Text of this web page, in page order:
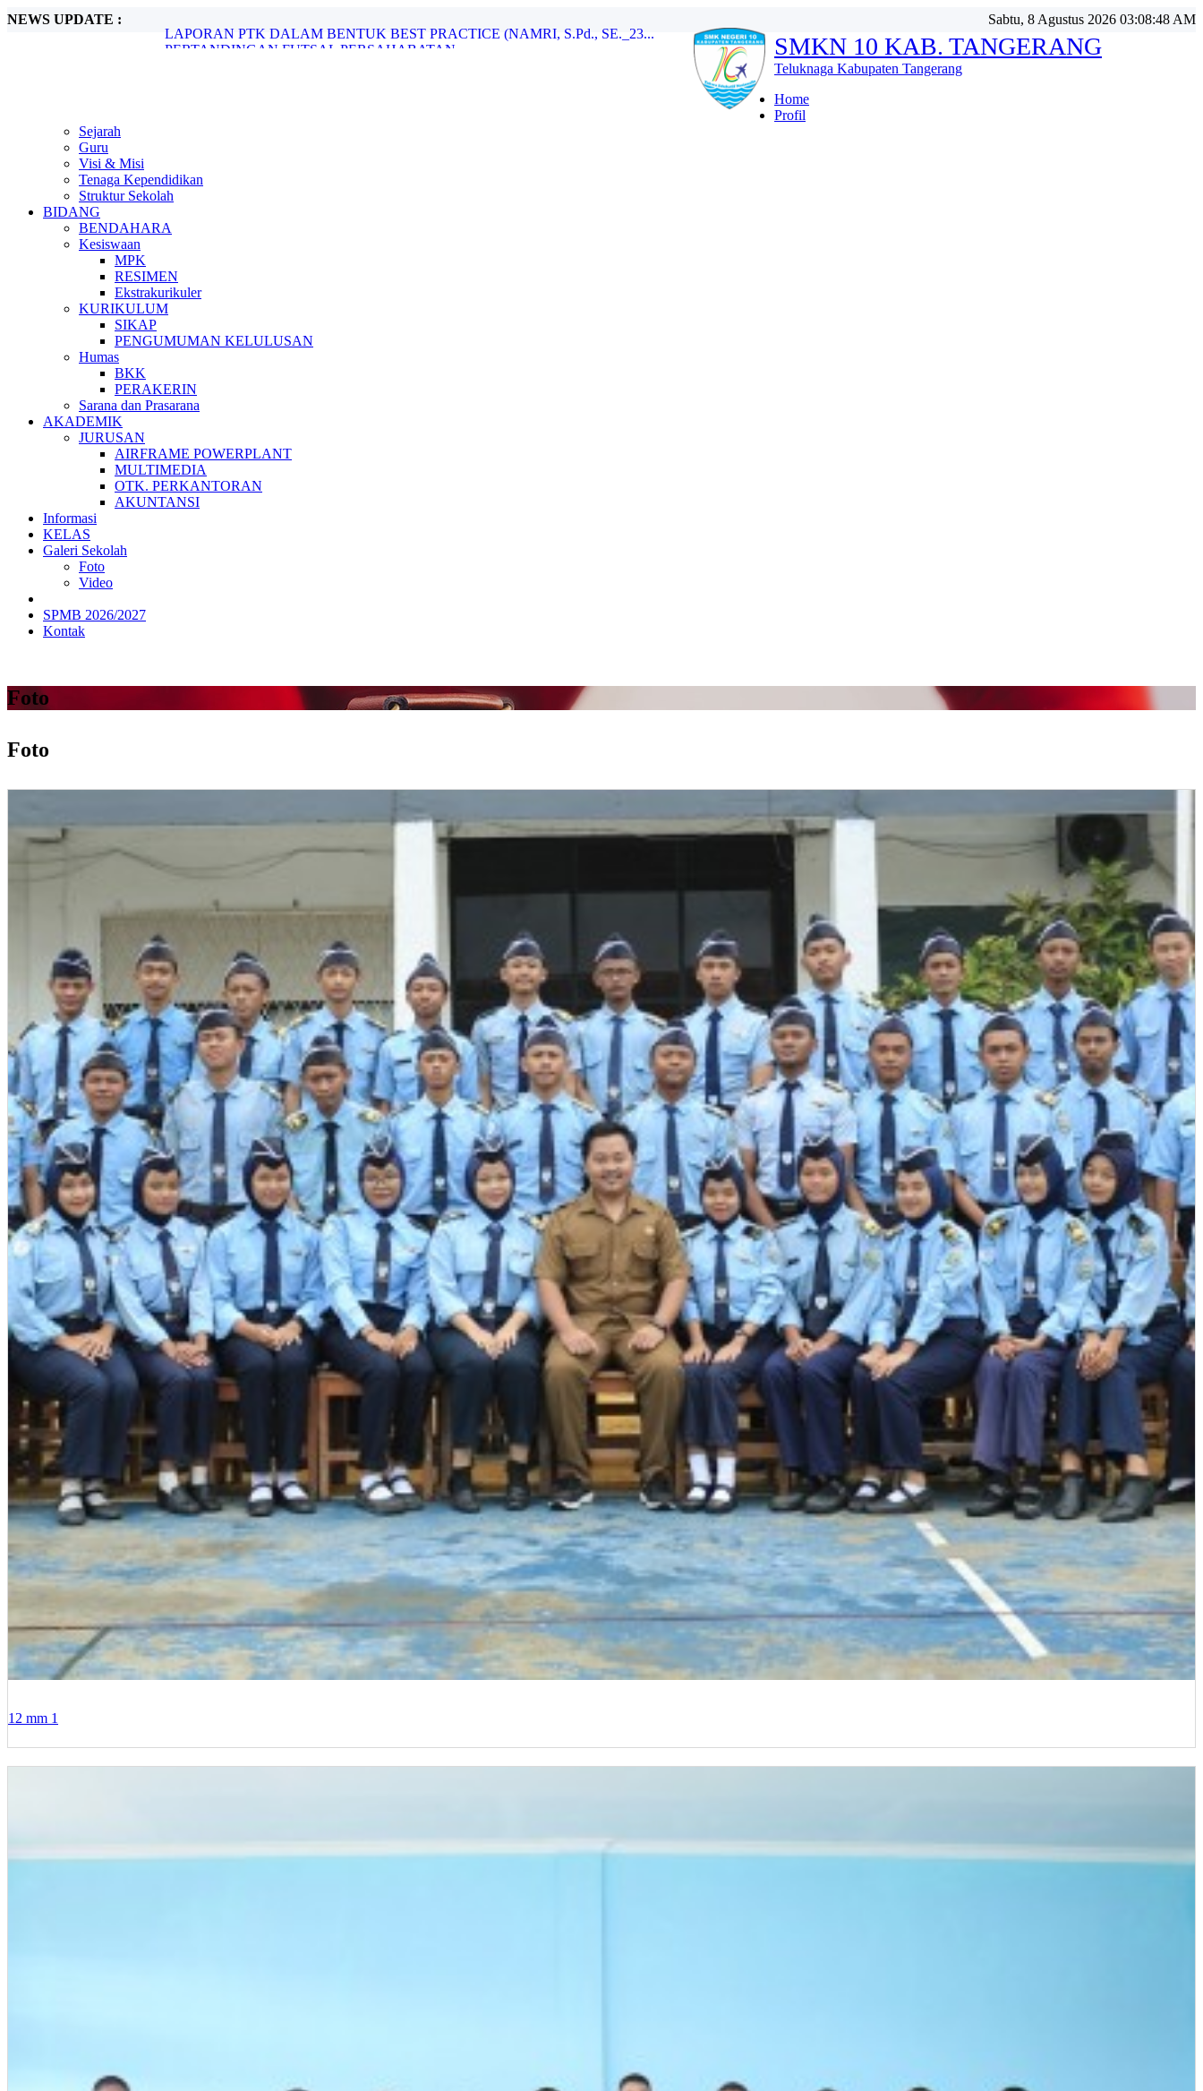
NEWS UPDATE :
PERTANDINGAN FUTSAL PERSAHABATAN...
Hari Film Nasional - 30 Maret 2022...
Sabtu, 8 Agustus 2026 03:08:50 AM
SMKN 10 KAB. TANGERANG
Teluknaga Kabupaten Tangerang
Home
Profil
Sejarah
Guru
Visi & Misi
Tenaga Kependidikan
Struktur Sekolah
BIDANG
BENDAHARA
Kesiswaan
MPK
RESIMEN
Ekstrakurikuler
KURIKULUM
SIKAP
PENGUMUMAN KELULUSAN
Humas
BKK
PERAKERIN
Sarana dan Prasarana
AKADEMIK
JURUSAN
AIRFRAME POWERPLANT
MULTIMEDIA
OTK. PERKANTORAN
AKUNTANSI
Informasi
KELAS
Galeri Sekolah
Foto
Video
SPMB 2026/2027
Kontak
Foto
Foto
12 mm 1